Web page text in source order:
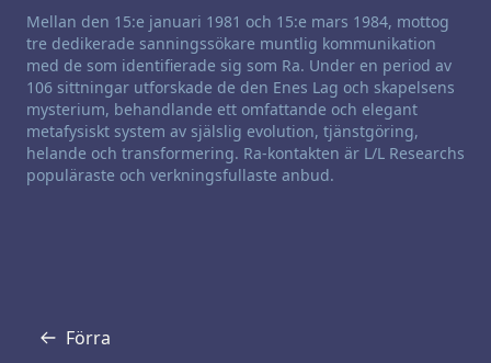
Ansvarsfriskrivning för kanalisering:
Mellan den 15:e januari 1981 och 15:e mars 1984, mottog
tre dedikerade sanningssökare muntlig kommunikation
med de som identifierade sig som Ra. Under en period av
106 sittningar utforskade de den Enes Lag och skapelsens
mysterium, behandlande ett omfattande och elegant
metafysiskt system av själslig evolution, tjänstgöring,
helande och transformering. Ra-kontakten är L/L Researchs
populäraste och verkningsfullaste anbud.
Förra
Skrift